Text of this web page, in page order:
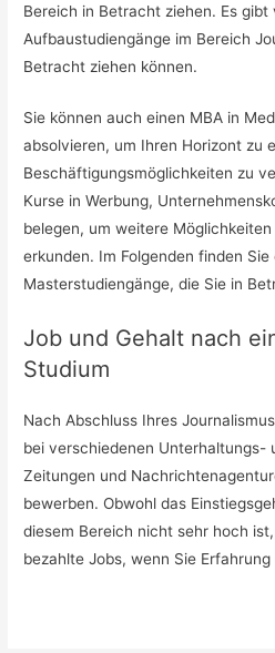
Bereich in Betracht ziehen. Es gibt
Aufbaustudiengänge im Bereich
Betracht ziehen können.
Sie können auch einen MBA in
absolvieren, um Ihren Horizont zu
Beschäftigungsmöglichkeiten zu
Kurse in Werbung,
belegen, um weitere
erkunden. Im Folgenden finden Sie
Masterstudiengänge, die Sie in
Job und Gehalt nach
Studium
Nach Abschluss Ihres
bei verschiedenen Unterhaltungs-
Zeitungen und
bewerben. Obwohl das
diesem Bereich nicht sehr hoch
bezahlte Jobs, wenn Sie